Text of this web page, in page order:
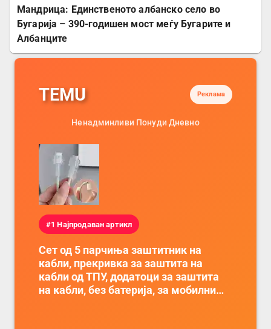
Мандрица: Единственото албанско село во
Бугарија – 390-годишен мост меѓу Бугарите и
Албанците
TEMU Реклама
Ненадминливи Понуди Дневно
#1 Најпродаван артикл
Сет од 5 парчиња заштитник на
кабли, прекривка за заштита на
кабли од ТПУ, додатоци за заштита
на кабли, без батерија, за мобилни